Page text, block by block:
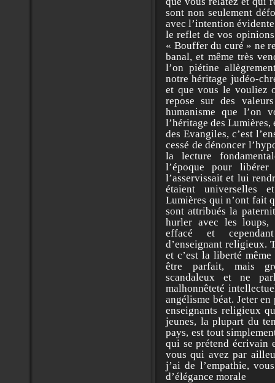
sont non seulement
avec l’intention
le reflet de vos
« Bouffer du curé » ne
banal, et même très
l’on piétine
notre héritage judéo-
et que vous le vouliez
repose sur des
humanisme que l’on
l’héritage des
des Evangiles, c’est
cessé de dénoncer
la lecture
l’époque pour libérer
l’asservissait et lui
étaient universelles
Lumières qui n’ont fait
sont attribués la
hurler avec les loups,
effacé et
d’enseignant religieux.
et c’est la liberté
être parfait, mais
scandaleux et ne
malhonnêteté
angélisme béat. Jeter
enseignants religieux
jeunes, la plupart du
pays, est tout
qui se prétend écrivain
vous qui avez par
j’ai de l’empathie,
d’élégance morale